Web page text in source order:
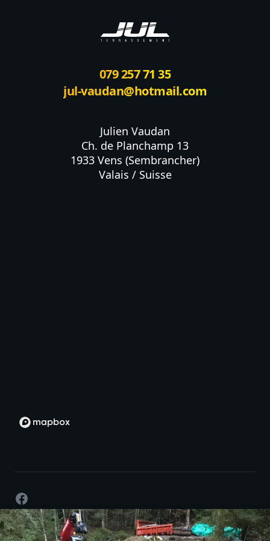
079 257 71 35
jul-vaudan@hotmail.com
Julien Vaudan
Ch. de Planchamp 13
1933 Vens (Sembrancher)
Valais / Suisse
Facebook
©2026- Développement par passion -